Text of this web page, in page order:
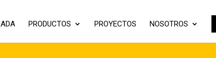
PRODUCTOS PROYECTOS NOSOTROS